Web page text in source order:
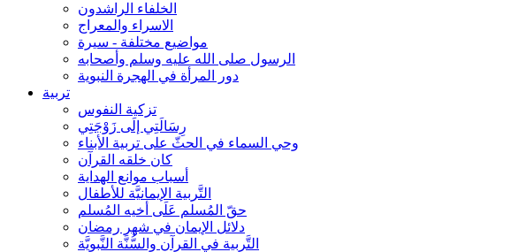
الخلفاء الراشدون
الاسراء والمعراج
مواضيع مختلفة - سيرة
الرسول صلى الله عليه وسلم وأصحابه
دور المرأة في الهجرة النبوية
تربية
تزكية النفوس
رِسَالَتِي إلَى زَوْجَتِي
وحي السماء في الحثّ على تربية الأبناء
كان خلقه القرآن
أسباب موانع الهداية
التَّربية الإيمانيَّة للأطفال
حقّ المُسلم عَلَى أخيه المُسلم
دلائل الإيمان في شهر رمضان
التَّربية في القرآن والسُّنَّة النَّبويَّة